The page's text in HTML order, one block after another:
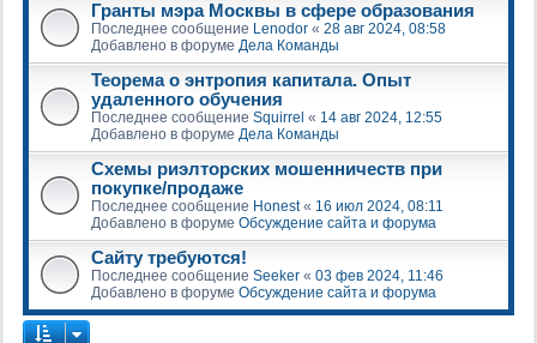
Гранты мэра Москвы в сфере образования
Последнее сообщение Lenodor « 28 авг 2024, 08:58
Добавлено в форуме Дела Команды
Теорема о энтропия капитала. Опыт
удаленного обучения
Последнее сообщение Squirrel « 14 авг 2024, 12:55
Добавлено в форуме Дела Команды
Схемы риэлторских мошенничеств при
покупке/продаже
Последнее сообщение Honest« 16 июл 2024, 08:11
Добавлено в форуме Обсуждение сайта и форума
Сайту требуются!
Последнее сообщение Seeker « 03 фев 2024, 11:46
Добавлено в форуме Обсуждение сайта и форума